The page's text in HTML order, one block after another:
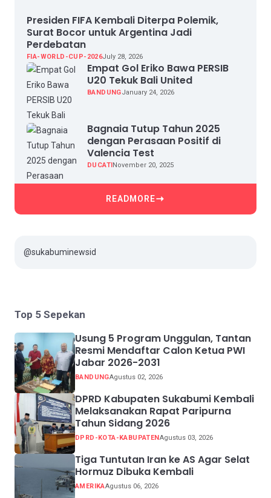
Presiden FIFA Kembali Diterpa Polemik,
Surat Bocor untuk Argentina Jadi
Perdebatan
FIA-WORLD-CUP-2026July 28, 2026
Empat Gol Eriko Bawa PERSIB
U20 Tekuk Bali United
BANDUNGJanuary 24, 2026
Bagnaia Tutup Tahun 2025
dengan Perasaan Positif di
Valencia Test
DUCATINovember 20, 2025
READMORE
@sukabuminewsid
Top 5 Sepekan
Usung 5 Program Unggulan, Tantan
Resmi Mendaftar Calon Ketua PWI
Jabar 2026-2031
BANDUNGAgustus 02, 2026
DPRD Kabupaten Sukabumi Kembali
Melaksanakan Rapat Paripurna
Tahun Sidang 2026
DPRD-KOTA-KABUPATENAgustus 03, 2026
Tiga Tuntutan Iran ke AS Agar Selat
Hormuz Dibuka Kembali
AMERIKAAgustus 06, 2026